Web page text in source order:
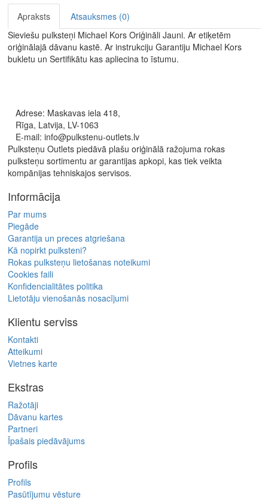
Apraksts
Atsauksmes (0)
Sieviešu pulksteņi Michael Kors Oriģināli Jauni. Ar etiķetēm
oriģinālajā dāvanu kastē. Ar instrukciju Garantiju Michael Kors
bukletu un Sertifikātu kas apliecina to īstumu.
Adrese: Maskavas iela 418,
Rīga, Latvija, LV-1063
E-mail: info@pulkstenu-outlets.lv
Pulksteņu Outlets piedāvā plašu oriģinālā ražojuma rokas
pulksteņu sortimentu ar garantijas apkopi, kas tiek veikta
kompānijas tehniskajos servisos.
Informācija
Par mums
Piegāde
Garantija un preces atgriešana
Kā nopirkt pulksteni?
Rokas pulksteņu lietošanas noteikumi
Cookies faili
Konfidencialitātes politika
Lietotāju vienošanās nosacījumi
Klientu serviss
Kontakti
Atteikumi
Vietnes karte
Ekstras
Ražotāji
Dāvanu kartes
Partneri
Īpašais piedāvājums
Profils
Profils
Pasūtījumu vēsture